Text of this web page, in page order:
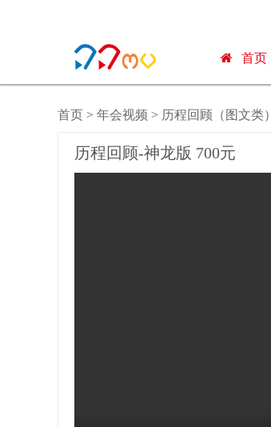
首页
首页 > 年会视频 > 历程回顾（图文类）
历程回顾-神龙版 700元